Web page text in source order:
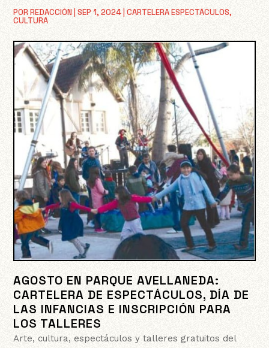
PORREDACCIÓN |SEP 1, 2024 |CARTELERA ESPECTÁCULOS,
CULTURA
AGOSTO EN PARQUE AVELLANEDA:
CARTELERA DE ESPECTÁCULOS, DÍA DE
LAS INFANCIAS E INSCRIPCIÓN PARA
LOS TALLERES
Arte, cultura, espectáculos y talleres gratuitos del